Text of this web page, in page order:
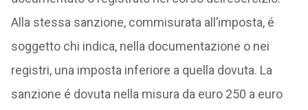
Alla stessa sanzione, commisurata all’imposta, é
soggetto chi indica, nella documentazione o nei
registri, una imposta inferiore a quella dovuta. La
sanzione é dovuta nella misura da euro 250 a euro